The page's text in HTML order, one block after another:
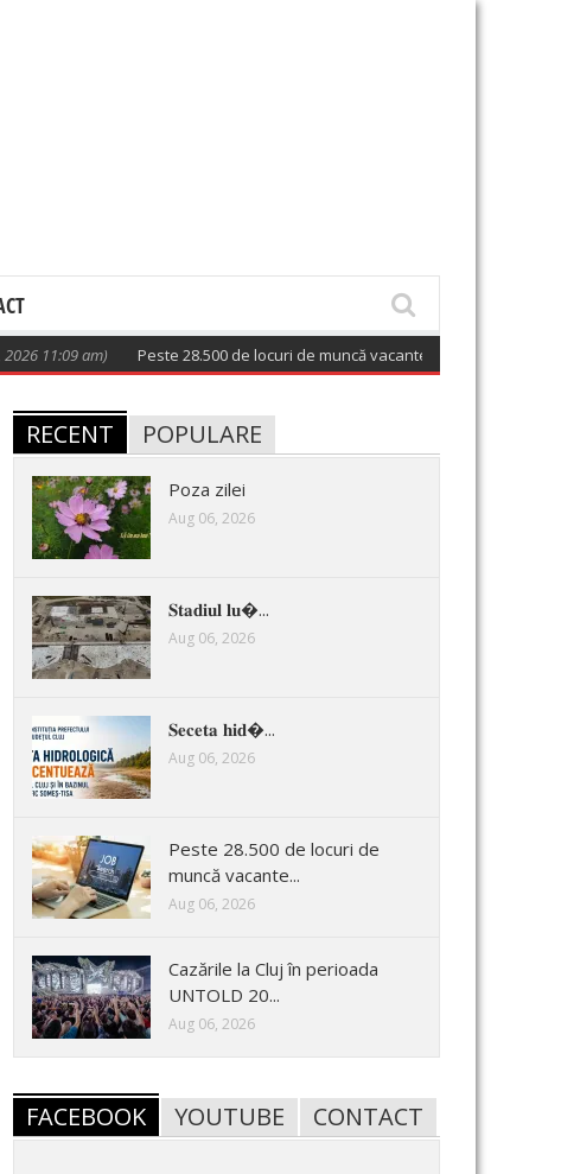
11:09 am) Peste 28.500 de locuri de muncă vacante la nivel național; 128
RECENT POPULARE
Poza zilei
Aug 06, 2026
𝐒𝐭𝐚𝐝𝐢𝐮𝐥 𝐥𝐮�...
Aug 06, 2026
𝐒𝐞𝐜𝐞𝐭𝐚 𝐡𝐢𝐝�...
Aug 06, 2026
Peste 28.500 de locuri de
muncă vacante...
Aug 06, 2026
Cazările la Cluj în perioada
UNTOLD 20...
Aug 06, 2026
FACEBOOK YOUTUBE CONTACT